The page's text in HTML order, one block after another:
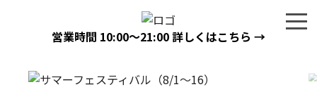
営業時間 10:00〜21:00詳しくはこちら →